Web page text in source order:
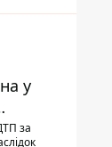
у
у за